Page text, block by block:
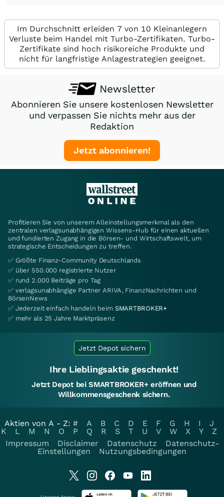
Im Durchschnitt erleiden 7 von 10 Kleinanlegern
Verluste beim Handel mit Turbo-Zertifikaten. Turbo-
Zertifikate sind hoch risikoreiche Produkte und
nicht für langfristige Anlagestrategien geeignet.
Newsletter
Abonnieren Sie unsere kostenlosen Newsletter
und verpassen Sie nichts mehr aus der
Redaktion
Jetzt abonnieren!
Profitieren Sie von unserem Alleinstellungsmerkmal als den
zentralen verlagsunabhängigen Wissens-Hub für einen aktuellen
und fundierten Zugang in die Börsen- und Wirtschaftswelt, um
strategische Entscheidungen zu treffen.
✅ Größte Finanz-Community Deutschlands
✅ über 550.000 registrierte Nutzer
✅ rund 2.000 Beiträge pro Tag
✅ verlagsunabhängige Partner ARIVA, FinanzNachrichten und
BörsenNews
✅ Jederzeit einfach handeln beim SMARTBROKER+
✅ mehr als 25 Jahre Marktpräsenz
Jetzt Depot sichern
Ihre Lieblingsaktie geschenkt!
Jetzt Depot bei SMARTBROKER+ eröffnen und
Willkommensgeschenk sichern.
Aktien von A - Z: # A B C D E F G H I
J
K
L M N O P Q R S T U V W X Y
Z
Impressum
Disclaimer Datenschutz
Datenschutz-
Einstellungen
Nutzungsbedingungen